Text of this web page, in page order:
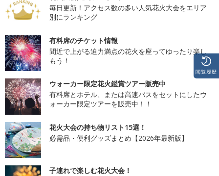
毎日更新！アクセス数の多い人気花火大会をエリア
別にランキング
有料席のチケット情報
間近で上がる迫力満点の花火を座ってゆったり楽し
もう！
ウォーカー限定花火鑑賞ツアー販売中
有料席とホテル、または高速バスをセットにしたウ
ォーカー限定ツアーを販売中！！
花火大会の持ち物リスト15選！
必需品・便利グッズまとめ【2026年最新版】
子連れで楽しむ花火大会！
閲覧履歴